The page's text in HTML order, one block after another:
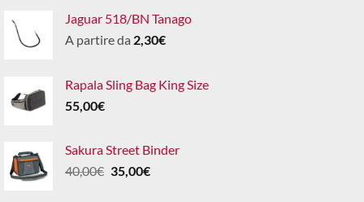
Jaguar 518/BN Tanago
A partire da 2,30€
Rapala Sling Bag King Size
55,00€
Sakura Street Binder
40,00€ Il
35,00€Il